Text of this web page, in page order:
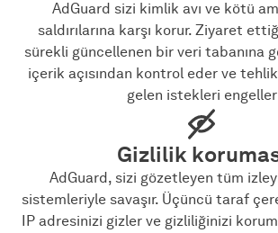
AdGuard sizi kimlik avı ve kötü
saldırılarına karşı korur. Ziyaret
sürekli güncellenen bir veri tabanına
içerik açısından kontrol eder ve
gelen istekleri engeller
Gizlilik
AdGuard, sizi gözetleyen tüm
sistemleriyle savaşır. Üçüncü taraf
IP adresinizi gizler ve gizliliğinizi